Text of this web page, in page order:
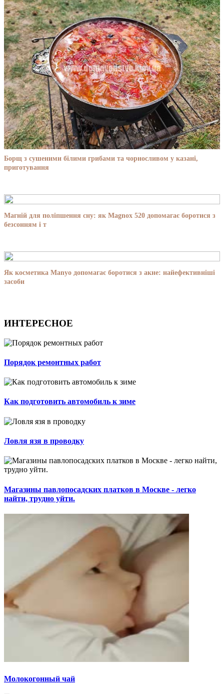
Борщ з сушеними білими грибами та чорносливом у казані,
приготування
Магній для поліпшення сну: як Magnox 520 допомагає боротися з
безсонням і т
Як косметика Manyo допомагає боротися з акне: найефективніші
засоби
ИНТЕРЕСНОЕ
Порядок ремонтных работ
Как подготовить автомобиль к зиме
Ловля язя в проводку
Магазины павлопосадских платков в Москве - легко
найти, трудно уйти.
Молокогонный чай